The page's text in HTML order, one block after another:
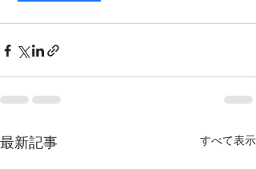
最新記事 すべて表示